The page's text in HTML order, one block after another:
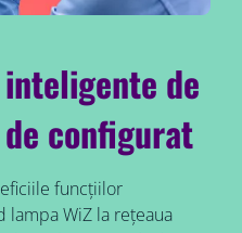
de
configurat
funcțiilor
lampa WiZ la rețeaua